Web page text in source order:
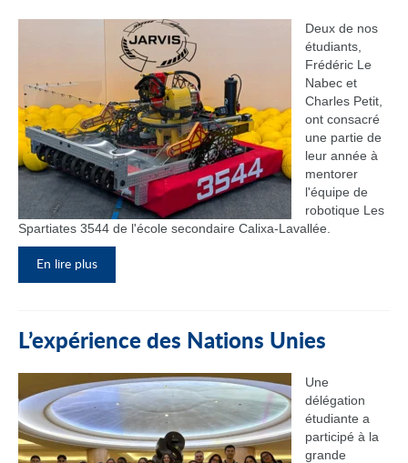
Deux de nos
étudiants,
Frédéric Le
Nabec et
Charles Petit,
ont consacré
une partie de
leur année à
mentorer
l'équipe de
robotique Les
Spartiates 3544 de l'école secondaire Calixa-Lavallée.
En lire plus
L’expérience des Nations Unies
Une
délégation
étudiante a
participé à la
grande